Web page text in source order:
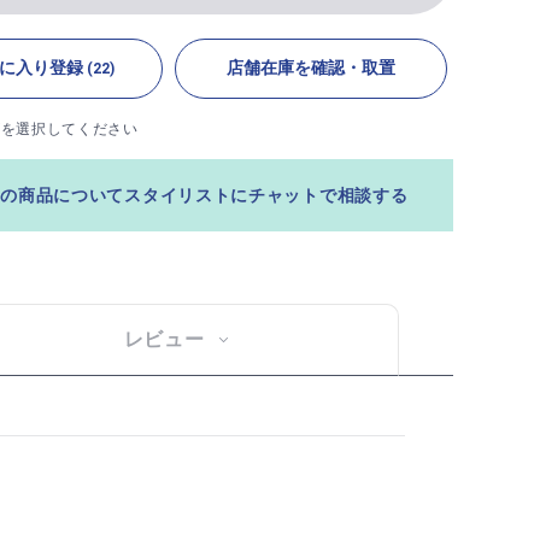
入り登録 (22) 店舗在庫を確認・取置
選択してください
商品についてスタイリストにチャットで相談する
レビュー